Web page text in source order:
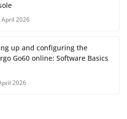
April 2026
up and configuring the
Go60 online: Software Basics
2026